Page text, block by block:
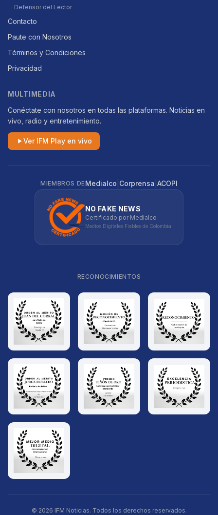
Defensor del Lector
Contacto
Paute con Nosotros
Términos y Condiciones
Privacidad
MULTIMEDIA
Conéctate con nosotros en todas las plataformas. Noticias en
vivo, radio y entretenimiento.
Ver IFM Play en vivo
MIEMBROS DEMedialco Corprensa ACOPI
NO FAKE NEWS
Certificado por Medialco
Medios Digitales Fiables de Colombia
RECONOCIMIENTOS
© 2026 IFM Noticias. Todos los derechos reservados.